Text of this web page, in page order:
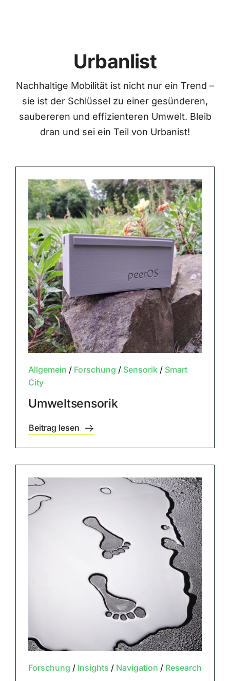
Urbanlist
Nachhaltige Mobilität ist nicht nur ein Trend –
sie ist der Schlüssel zu einer gesünderen,
saubereren und effizienteren Umwelt. Bleib
dran und sei ein Teil von Urbanist!
Allgemein / Forschung / Sensorik/ Smart
City
Umweltsensorik
Beitrag lesen
Forschung / Insights / Navigation / Research